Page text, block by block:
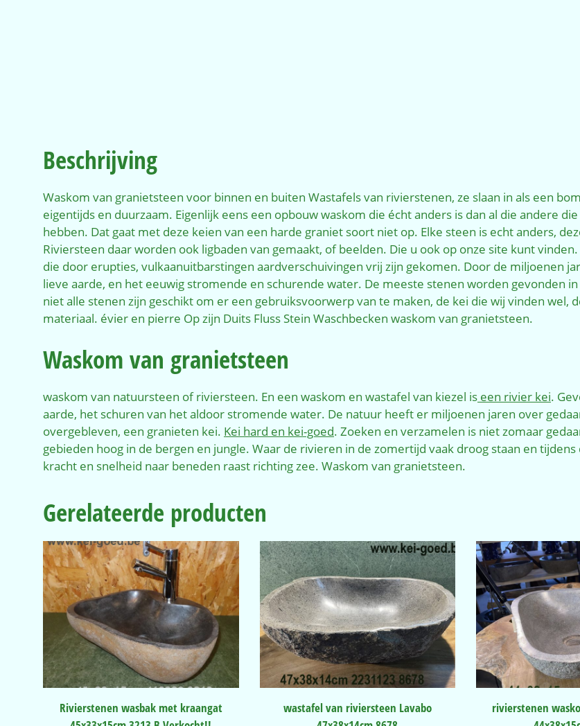
Beschrijving
Waskom van granietsteen voor binnen en buiten Wastafels van rivierstenen, ze slaan in als een
eigentijds en duurzaam. Eigenlijk eens een opbouw waskom die écht anders is dan al die andere
hebben. Dat gaat met deze keien van een harde graniet soort niet op. Elke steen is echt anders,
Riviersteen daar worden ook ligbaden van gemaakt, of beelden. Die u ook op onze site kunt
die door erupties, vulkaanuitbarstingen aardverschuivingen vrij zijn gekomen. Door de miljoenen
lieve aarde, en het eeuwig stromende en schurende water. De meeste stenen worden gevonden
niet alle stenen zijn geschikt om er een gebruiksvoorwerp van te maken, de kei die wij vinden wel,
materiaal. évier en pierre Op zijn Duits Fluss Stein Waschbecken waskom van granietsteen.
Waskom van granietsteen
waskom van natuursteen of riviersteen. En een waskom en wastafel van kiezel is een rivier kei.
aarde, het schuren van het aldoor stromende water. De natuur heeft er miljoenen jaren over
overgebleven, een granieten kei. Kei hard en kei-goed. Zoeken en verzamelen is niet zomaar
gebieden hoog in de bergen en jungle. Waar de rivieren in de zomertijd vaak droog staan en
kracht en snelheid naar beneden raast richting zee. Waskom van granietsteen.
Gerelateerde producten
Rivierstenen wasbak met kraangat
wastafel van riviersteen Lavabo
rivierstenen